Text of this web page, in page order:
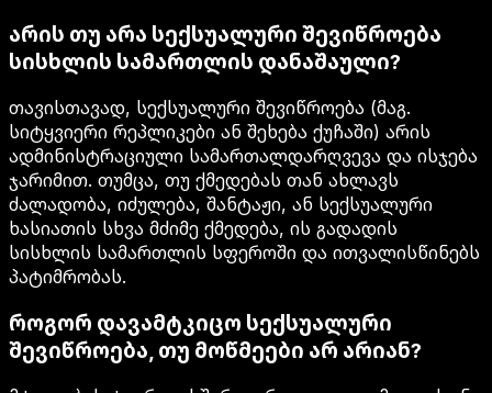
არის თუ არა სექსუალური შევიწროება
სისხლის სამართლის დანაშაული?
თავისთავად, სექსუალური შევიწროება (მაგ.
სიტყვიერი რეპლიკები ან შეხება ქუჩაში) არის
ადმინისტრაციული სამართალდარღვევა და ისჯება
ჯარიმით. თუმცა, თუ ქმედებას თან ახლავს
ძალადობა, იძულება, შანტაჟი, ან სექსუალური
ხასიათის სხვა მძიმე ქმედება, ის გადადის
სისხლის სამართლის სფეროში და ითვალისწინებს
პატიმრობას.
როგორ დავამტკიცო სექსუალური
შევიწროება, თუ მოწმეები არ არიან?